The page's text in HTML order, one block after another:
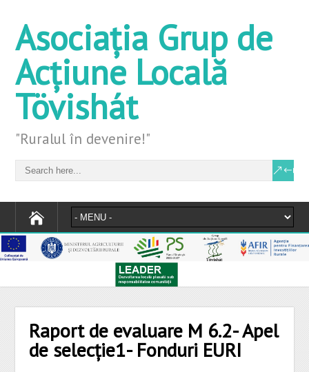
Asociația Grup de
Acțiune Locală
Tövishát
"Ruralul în devenire!"
Raport de evaluare M 6.2- Apel
de selecție1- Fonduri EURI